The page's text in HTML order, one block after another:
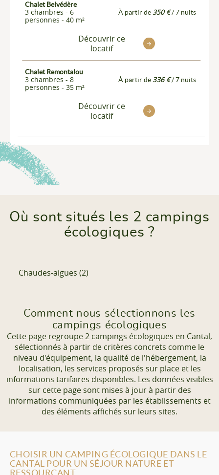
Chalet Belvédère
3 chambres - 6
personnes - 40 m²
À partir de350 €/ 7 nuits
Découvrir ce
locatif
Chalet Remontalou
3 chambres - 8
personnes - 35 m²
À partir de336 €/ 7 nuits
Découvrir ce
locatif
Voir le site
/ semaine en location
Découvrir
Où sont situés les 2 campings
écologiques ?
Chaudes-aigues (2)
Comment nous sélectionnons les
campings écologiques
Cette page regroupe 2 campings écologiques en Cantal,
sélectionnés à partir de critères concrets comme le
niveau d'équipement, la qualité de l'hébergement, la
localisation, les services proposés sur place et les
informations tarifaires disponibles. Les données visibles
sur cette page sont mises à jour à partir des
informations communiquées par les établissements et
des éléments affichés sur leurs sites.
CHOISIR UN CAMPING ÉCOLOGIQUE DANS LE
CANTAL POUR UN SÉJOUR NATURE ET